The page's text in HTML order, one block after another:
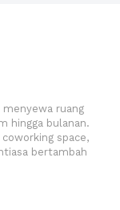
ruang
hingga bulanan.
space,
bertambah